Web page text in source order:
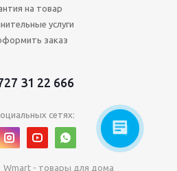
на товар
услуги
заказ
31 22 666
сетях:
Wmart - товары для дома